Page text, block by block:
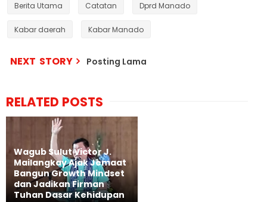
Berita Utama Catatan Dprd Manado
Kabar daerah Kabar Manado
NEXT STORY Posting Lama
RELATED POSTS
Wagub Sulut Victor J.
Mailangkay Ajak Jemaat
Bangun Growth Mindset
dan Jadikan Firman
Tuhan Dasar Kehidupan